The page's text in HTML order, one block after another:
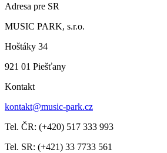
Adresa pre SR
MUSIC PARK, s.r.o.
Hoštáky 34
921 01 Piešťany
Kontakt
kontakt@music-park.cz
Tel. ČR: (+420) 517 333 993
Tel. SR: (+421) 33 7733 561